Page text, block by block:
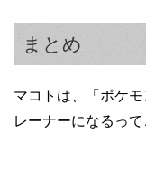
まとめ
マコトは、「ポケ
レーナーになるっ